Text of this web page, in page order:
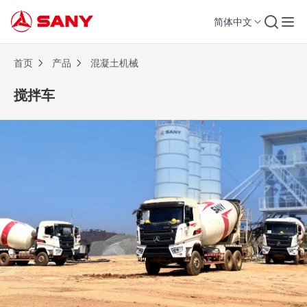
简体中文
搅拌车 | 混凝土机械
首页 产品 混凝土机械
搅拌车